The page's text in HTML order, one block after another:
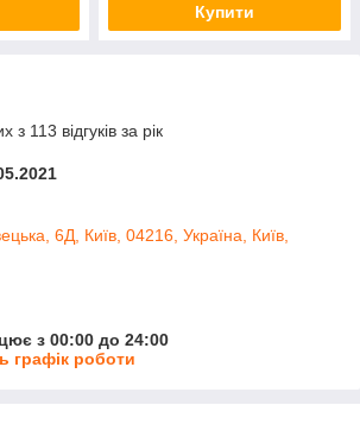
Купити
з 113 відгуків за рік
6Д, Київ, 04216, Україна, Київ,
з 00:00 до 24:00
графік роботи